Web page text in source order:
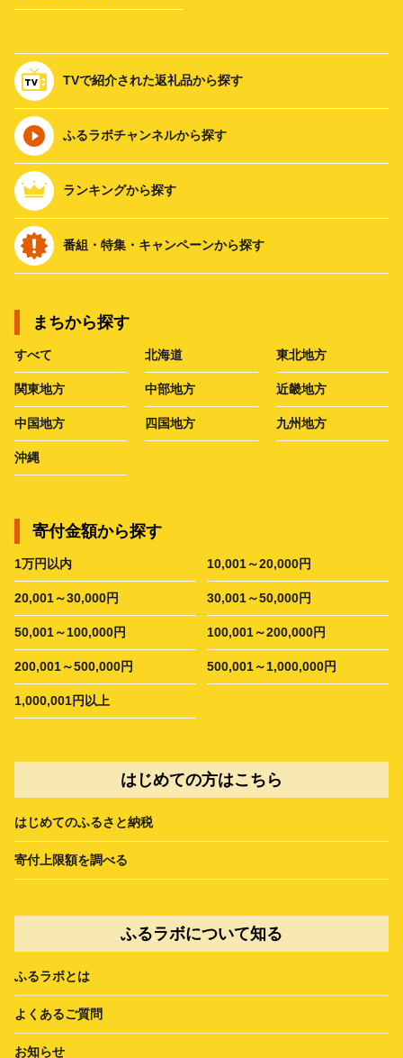
TVで紹介された返礼品から探す
ふるラボチャンネルから探す
ランキングから探す
番組・特集・キャンペーンから探す
まちから探す
すべて 北海道 東北地方
関東地方 中部地方 近畿地方
中国地方 四国地方 九州地方
沖縄
寄付金額から探す
1万円以内 10,001～20,000円
20,001～30,000円 30,001～50,000円
50,001～100,000円 100,001～200,000円
200,001～500,000円 500,001～1,000,000円
1,000,001円以上
はじめての方はこちら
はじめてのふるさと納税
寄付上限額を調べる
ふるラボについて知る
ふるラボとは
よくあるご質問
お知らせ